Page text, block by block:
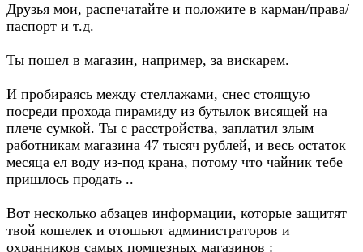
Друзья мои, распечатайте и положите в карман/права/
паспорт и т.д.
Ты пошел в магазин, например, за вискарем.
И пробираясь между стеллажами, снес стоящую
посреди прохода пирамиду из бутылок висящей на
плече сумкой. Ты с расстройства, заплатил злым
работникам магазина 47 тысяч рублей, и весь остаток
месяца ел воду из-под крана, потому что чайник тебе
пришлось продать ..
Вот несколько абзацев информации, которые защитят
твой кошелек и отошьют администраторов и
охранников самых помпезных магазинов :